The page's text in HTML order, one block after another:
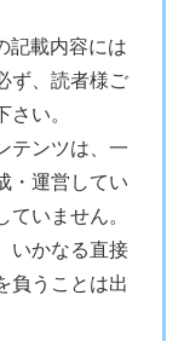
記載内容には
ず、読者様ご
い。
テンツは、一
・運営してい
いません。
いかなる直接
負うことは出